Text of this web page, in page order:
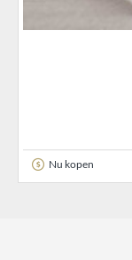
Nu kopen